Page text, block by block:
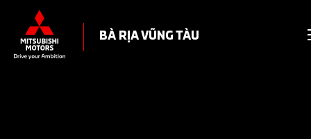
BÀ RỊA VŨNG TÀU